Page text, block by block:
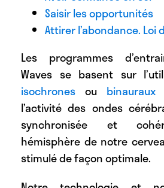
Saisir les opportunités
Attirer l’abondance. Loi
Les programmes
Waves se basent sur
isochrones ou binauraux
l’activité des ondes
synchronisée et
hémisphère de notre
stimulé de façon optimale.